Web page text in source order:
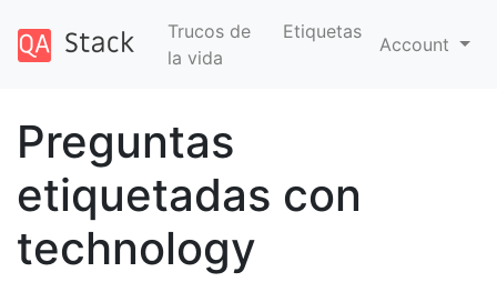
Trucos de
la vida
Etiquetas
Account
Preguntas
etiquetadas con
technology